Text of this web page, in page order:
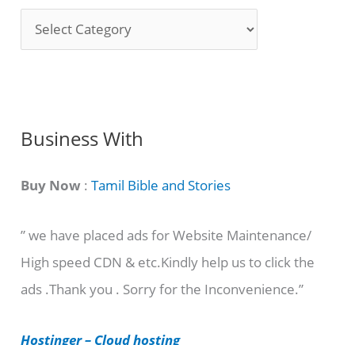
o
C
t
g
o
r
Business With
Buy Now :Tamil Bible and Stories
” we have placed ads for Website Maintenance/
High speed CDN & etc.Kindly help us to click the
ads .Thank you . Sorry for the Inconvenience.”
Hostinger – Cloud hosting